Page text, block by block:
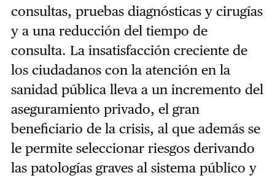
consultas, pruebas diagnósticas y cirugías
y a una reducción del tiempo de
consulta. La insatisfacción creciente de
los ciudadanos con la atención en la
sanidad pública lleva a un incremento del
aseguramiento privado, el gran
beneficiario de la crisis, al que además se
le permite seleccionar riesgos derivando
las patologías graves al sistema público y